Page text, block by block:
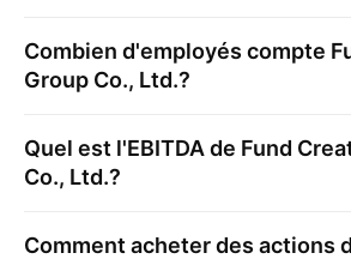
Combien d'employés compte
Group Co., Ltd.?
Quel est l'EBITDA de Fund
Co., Ltd.?
Comment acheter des actions